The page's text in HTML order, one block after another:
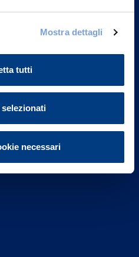
Mostra dettagli
tutti
necessari